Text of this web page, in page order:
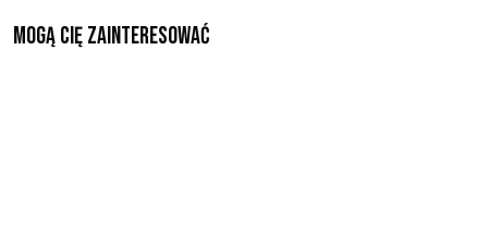
Mogą Cię zainteresować